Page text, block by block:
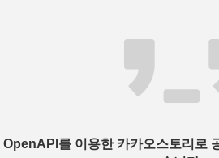
OpenAPI를 이용한 카카오스토리로